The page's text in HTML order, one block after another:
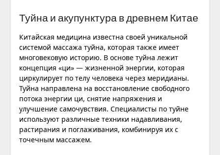
Туйна и акупунктура в древнем Китае
Китайская медицина известна своей уникальной
системой массажа туйна, которая также имеет
многовековую историю. В основе туйна лежит
концепция «ци» — жизненной энергии, которая
циркулирует по телу человека через меридианы.
Туйна направлена на восстановление свободного
потока энергии ци, снятие напряжения и
улучшение самочувствия. Специалисты по туйне
используют различные техники надавливания,
растирания и поглаживания, комбинируя их с
точечным массажем.